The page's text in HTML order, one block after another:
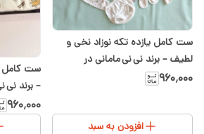
ست کامل یازده تکه نوزاد نخی و
لطیف – برند نی نی مامانی در
سیسمونی شیدا
۹۶۰٬۰۰۰
افزودن به سبد
– برند نی
سیسمونی
۹۶۰٬۰۰۰